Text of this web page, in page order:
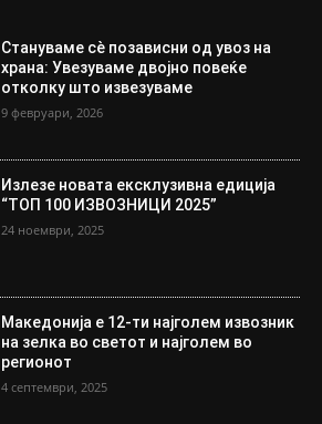
Стануваме сè позависни од увоз на
храна: Увезуваме двојно повеќе
отколку што извезуваме
9 февруари, 2026
Излезе новата ексклузивна едиција
“ТОП 100 ИЗВОЗНИЦИ 2025”
24 ноември, 2025
Македонија е 12-ти најголем извозник
на зелка во светот и најголем во
регионот
4 септември, 2025